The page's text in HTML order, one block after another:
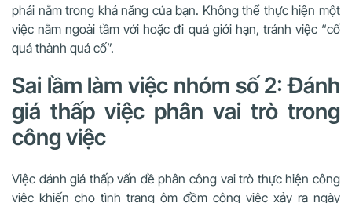
phải nằm trong khả năng của bạn. Không thể thực hiện một
việc nằm ngoài tầm với hoặc đi quá giới hạn, tránh việc “cố
quá thành quá cố”.
Sai lầm làm việc nhóm số 2: Đánh
giá thấp việc phân vai trò trong
công việc
Việc đánh giá thấp vấn đề phân công vai trò thực hiện công
việc khiến cho tình trạng ôm đồm công việc xảy ra ngày